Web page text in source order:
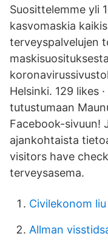
Suosittelemme yli
kasvomaskia
terveyspalvelujen
Helsinki. 129 likes
tutustumaan
Facebook-sivuun!
ajankohtaista
visitors have
terveysasema.
Civilekonom
Allman